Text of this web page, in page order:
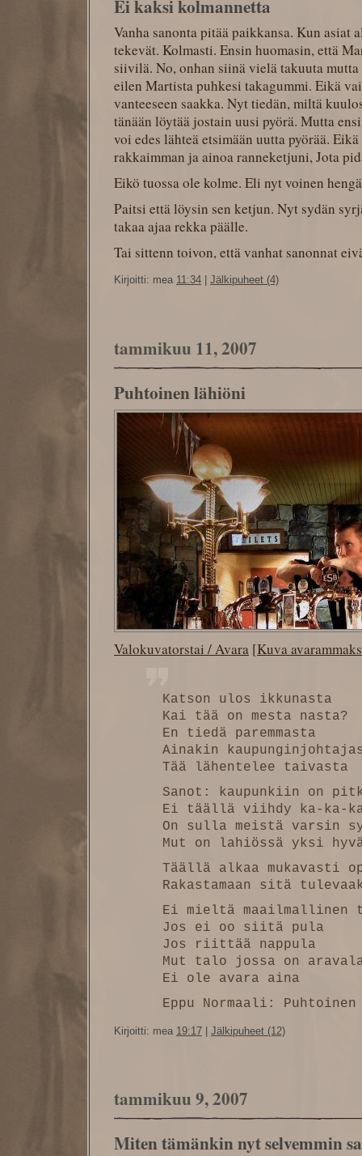
Ei kaksi kolmannetta
Vanha sanonta pitää paikkansa. Kun asiat
tekevät. Kolmasti. Ensin huomasin, että
siivilä. No, onhan siinä vielä takuuta
eilen Martista puhkesi takagummi. Eikä
vanteeseen saakka. Nyt tiedän, miltä
tänään löytää jostain uusi pyörä. Mutta
voi edes lähteä etsimään uutta pyörää.
rakkaimman ja ainoa ranneketjuni, Jota
Eikö tuossa ole kolme. Eli nyt voinen
Paitsi että löysin sen ketjun. Nyt sydän
takaa ajaa rekka päälle.
Tai sittenn toivon, että vanhat sanonnat
Kirjoitti: mea 11:34 Jälkipuheet (4)
tammikuu 11, 2007
Puhtoinen lähiöni
Valokuvatorstai / Avara [Kuva
Katson ulos ikkunasta
Kai tää on mesta nasta?
En tiedä paremmasta
Ainakin
Tää lähentelee taivasta
Sanot: kaupunkiin on
Ei täällä viihdy ka-ka-
On sulla meistä varsin
Mut on lahiössä yksi
Täällä alkaa mukavasti
Rakastamaan sitä
Ei mieltä maailmallinen
Jos ei oo siitä pula
Jos riittää nappula
Mut talo jossa on
Ei ole avara aina
Eppu Normaali:
Kirjoitti: mea 19:17 | Jälkipuheet (12)
tammikuu 9, 2007
Miten tämänkin nyt selvemmin